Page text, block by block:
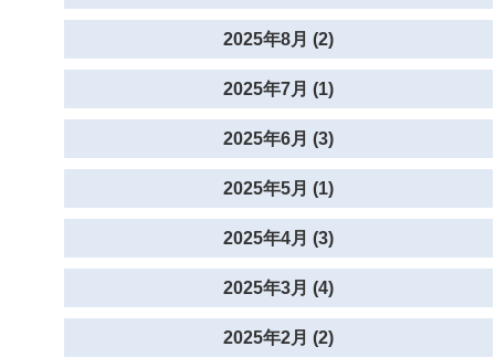
2025年8月 (2)
2025年7月 (1)
2025年6月 (3)
2025年5月 (1)
2025年4月 (3)
2025年3月 (4)
2025年2月 (2)